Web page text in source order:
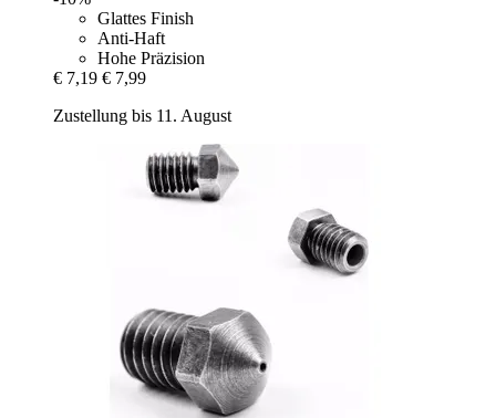
Glattes Finish
Anti-Haft
Hohe Präzision
€ 7,19 € 7,99
Zustellung bis 11. August